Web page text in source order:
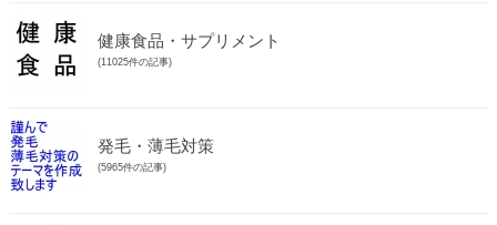
健康食品・サプリメント
(11025件の記事)
発毛・薄毛対策
(5965件の記事)